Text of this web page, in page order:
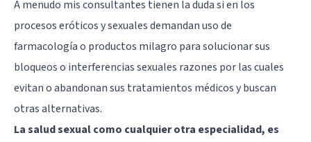
A menudo mis consultantes tienen la duda si en los
procesos eróticos y sexuales demandan uso de
farmacología o productos milagro para solucionar sus
bloqueos o interferencias sexuales razones por las cuales
evitan o abandonan sus tratamientos médicos y buscan
otras alternativas.
La salud sexual como cualquier otra especialidad, es